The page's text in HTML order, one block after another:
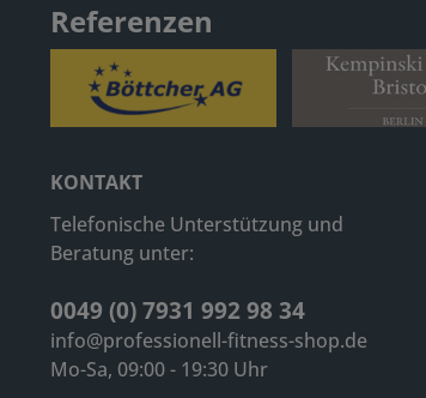
Referenzen
KONTAKT
Telefonische Unterstützung und
Beratung unter:
0049 (0) 7931 992 98 34
info@professionell-fitness-shop.de
Mo-Sa, 09:00 - 19:30 Uhr